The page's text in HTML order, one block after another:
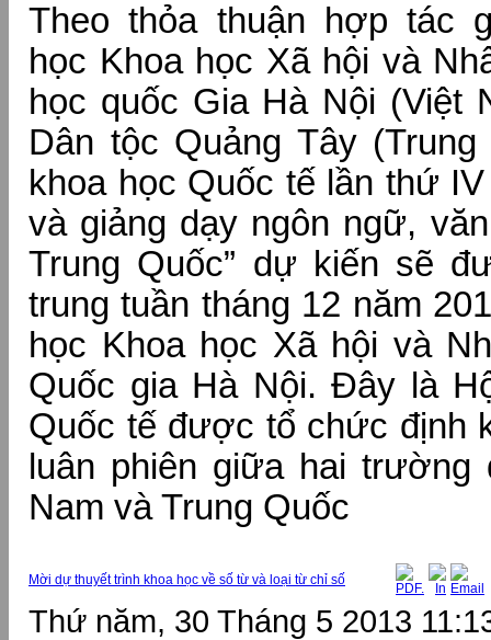
Theo thỏa thuận hợp tác
học Khoa học Xã hội và
học quốc Gia Hà Nội (Việt
Dân tộc Quảng Tây
khoa học Quốc tế lần thứ
và giảng dạy ngôn ngữ,
Trung Quốc” dự kiến sẽ
trung tuần tháng 12 năm
học Khoa học Xã hội và
Quốc gia Hà Nội. Đây là
Quốc tế được tổ chức định
luân phiên giữa hai trường
Nam và Trung Quốc
Mời dự thuyết trình khoa học về số từ và loại từ chỉ số
Thứ năm, 30 Tháng 5 2013